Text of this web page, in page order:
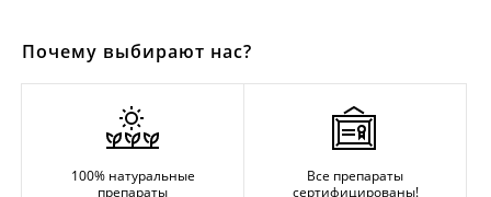
Почему выбирают нас?
100% натуральные
препараты
Все препараты
сертифицированы!